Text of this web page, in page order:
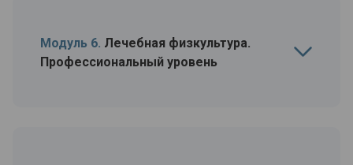
Модуль 6. Лечебная физкультура.
Профессиональный уровень